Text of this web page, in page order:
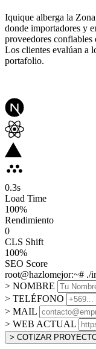
Iquique alberga la
donde importadores y
proveedores confiables
Los clientes evalúan a
portafolio.
0.3s
Load Time
100%
Rendimiento
0
CLS Shift
100%
SEO Score
root@hazlomejor:~# ./
> NOMBRE
> TELÉFONO
> MAIL
> WEB ACTUAL
> COTIZAR